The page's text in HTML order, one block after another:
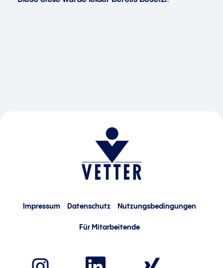
Impressum Datenschutz Nutzungsbedingungen
Für Mitarbeitende
W
W